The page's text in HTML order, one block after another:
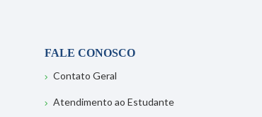
FALE CONOSCO
Contato Geral
Atendimento ao Estudante